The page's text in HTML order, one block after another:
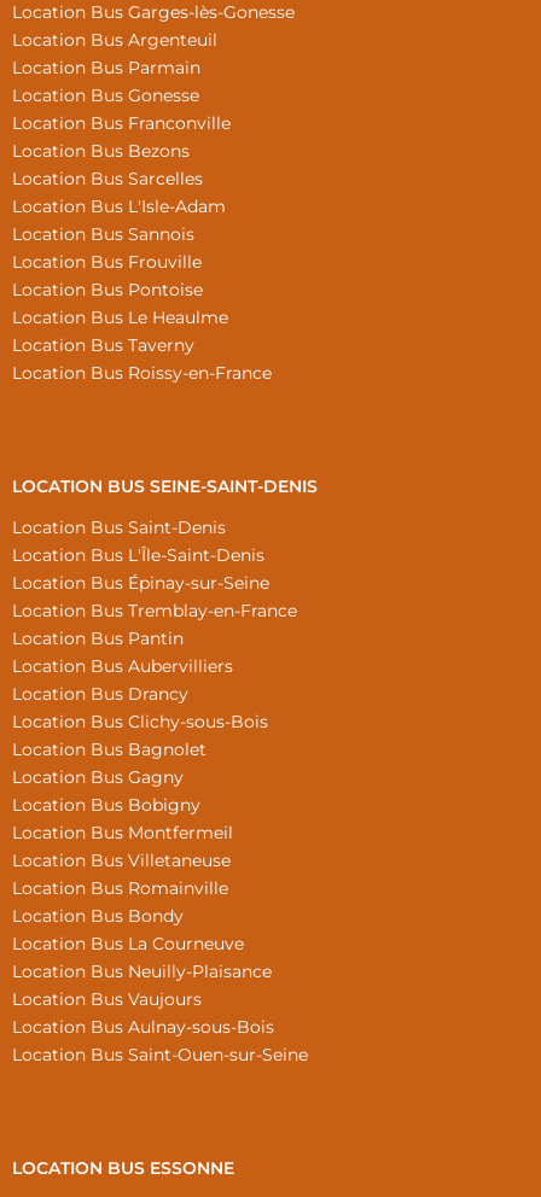
Location Bus Garges-lès-Gonesse
Location Bus Argenteuil
Location Bus Parmain
Location Bus Gonesse
Location Bus Franconville
Location Bus Bezons
Location Bus Sarcelles
Location Bus L'Isle-Adam
Location Bus Sannois
Location Bus Frouville
Location Bus Pontoise
Location Bus Le Heaulme
Location Bus Taverny
Location Bus Roissy-en-France
LOCATION BUS SEINE-SAINT-DENIS
Location Bus Saint-Denis
Location Bus L'Île-Saint-Denis
Location Bus Épinay-sur-Seine
Location Bus Tremblay-en-France
Location Bus Pantin
Location Bus Aubervilliers
Location Bus Drancy
Location Bus Clichy-sous-Bois
Location Bus Bagnolet
Location Bus Gagny
Location Bus Bobigny
Location Bus Montfermeil
Location Bus Villetaneuse
Location Bus Romainville
Location Bus Bondy
Location Bus La Courneuve
Location Bus Neuilly-Plaisance
Location Bus Vaujours
Location Bus Aulnay-sous-Bois
Location Bus Saint-Ouen-sur-Seine
LOCATION BUS ESSONNE